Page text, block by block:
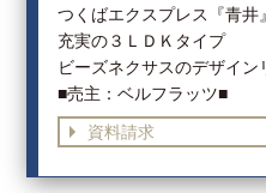
つくばエクスプレス『青
充実の３ＬＤＫタイプ
ビーズネクサスのデザイン
■売主：ベルフラッツ■
資料請求